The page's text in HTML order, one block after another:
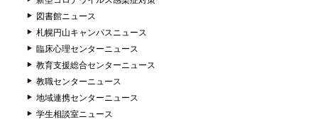
図書館ニュース
札幌円山キャンパスニュース
臨床心理センターニュース
教育支援総合センターニュース
教職センターニュース
地域連携センターニュース
学生相談室ニュース